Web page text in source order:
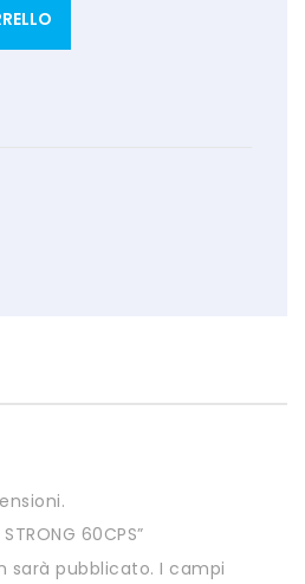
60CPS”
sarà pubblicato. I campi